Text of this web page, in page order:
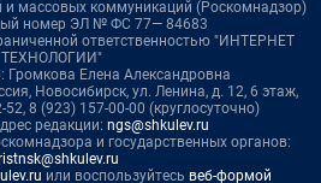
и массовых коммуникаций (Роскомнадзор)
номер ЭЛ № ФС 77— 84683
ответственностью "ИНТЕРНЕТ
ТЕХНОЛОГИИ"
Громкова Елена Александровна
Новосибирск, ул. Ленина, д. 12, 6 этаж,
8 (923) 157-00-00 (круглосуточно)
редакции: ngs@shkulev.ru
и государственных органов:
или воспользуйтесь веб-формой